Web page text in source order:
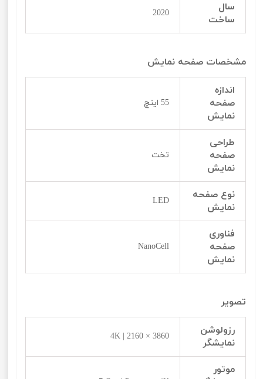
سال
ساخت
2020
مشخصات صفحه نمایش
اندازه
صفحه
نمایش
55 اینچ
طراحی
صفحه
نمایش
تخت
نوع صفحه
نمایش
LED
فناوری
صفحه
نمایش
NanoCell
تصویر
رزولوشن
نمایشگر
3860 × 2160 | 4K
موتور